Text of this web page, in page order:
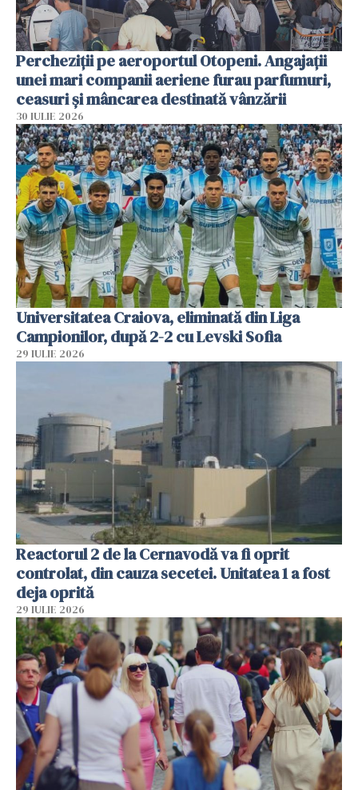
Percheziții pe aeroportul Otopeni. Angajații
unei mari companii aeriene furau parfumuri,
ceasuri și mâncarea destinată vânzării
30 IULIE 2026
Universitatea Craiova, eliminată din Liga
Campionilor, după 2-2 cu Levski Sofia
29 IULIE 2026
Reactorul 2 de la Cernavodă va fi oprit
controlat, din cauza secetei. Unitatea 1 a fost
deja oprită
29 IULIE 2026